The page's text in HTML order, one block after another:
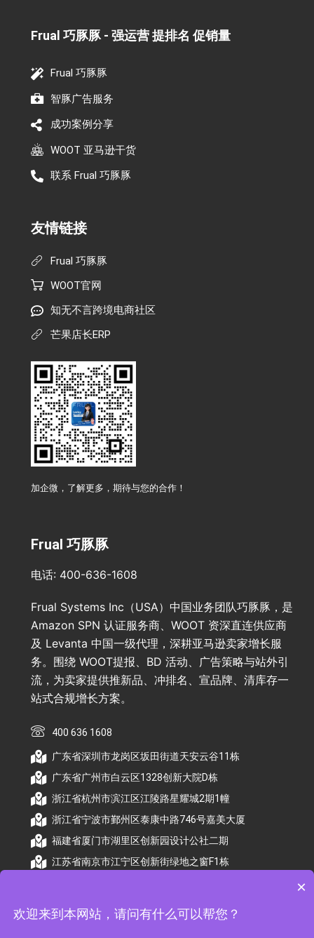
Frual 巧豚豚 - 强运营 提排名 促销量​
Frual 巧豚豚
智豚广告服务
成功案例分享
WOOT 亚马逊干货
联系 Frual 巧豚豚
友情链接
Frual 巧豚豚
WOOT官网
知无不言跨境电商社区
芒果店长ERP
加企微，了解更多，期待与您的合作！
Frual 巧豚豚
电话: 400-636-1608
Frual Systems Inc（USA）中国业务团队巧豚豚，是
Amazon SPN 认证服务商、WOOT 资深直连供应商
及 Levanta 中国一级代理，深耕亚马逊卖家增长服
务。围绕 WOOT提报、BD 活动、广告策略与站外引
流，为卖家提供推新品、冲排名、宣品牌、清库存一
站式合规增长方案。
400 636 1608
广东省深圳市龙岗区坂田街道天安云谷11栋
广东省广州市白云区1328创新大院D栋
浙江省杭州市滨江区江陵路星耀城2期1幢
浙江省宁波市鄞州区泰康中路746号嘉美大厦
福建省厦门市湖里区创新园设计公社二期
江苏省南京市江宁区创新街绿地之窗F1栋
×
欢迎来到本网站，请问有什么可以帮您？